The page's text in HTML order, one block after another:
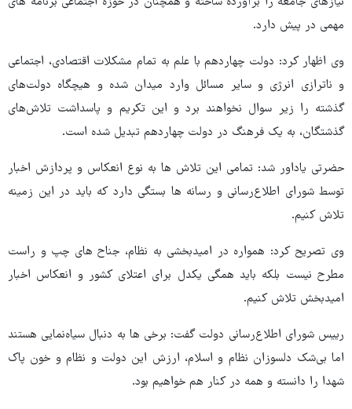
مهمی در پیش دارد.
وی اظهار کرد: دولت چهاردهم با علم به تمام مشکلات اقتصادی، اجتماعی
و ناترازی انرژی و سایر مسائل وارد میدان شده و هیچگاه دولت‌های
گذشته را زیر سوال نخواهند برد و این تکریم و پاسداشت تلاش‌های
گذشتگان، به یک فرهنگ در دولت چهاردهم تبدیل شده است.
حضرتی یاداور شد: تمامی این تلاش ها به نوع انعکاس و پردازش اخبار
توسط شورای اطلاع‌رسانی و رسانه ها بستگی دارد که باید در این زمینه
تلاش کنیم.
وی تصریح کرد: همواره در امیدبخشی به نظام، جناح های چپ و راست
مطرح نیست بلکه باید همگی یکدل برای اعتلای کشور و انعکاس اخبار
امیدبخش تلاش کنیم.
رییس شورای اطلاع‌رسانی دولت گفت: برخی ها به دنبال سیاه‌نمایی هستند
اما بی‌شک دلسوزان نظام و اسلام، ارزش این دولت و نظام و خون پاک
شهدا را دانسته و همه در کنار هم خواهیم بود.